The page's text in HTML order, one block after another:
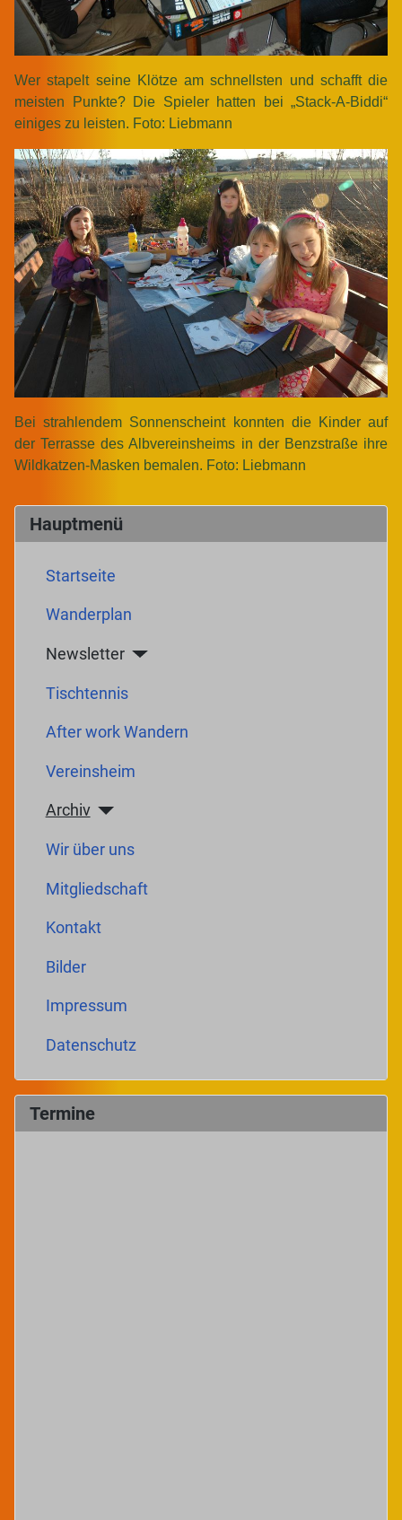
Hauptmenü
Startseite
Wanderplan
Newsletter
Tischtennis
After work Wandern
Vereinsheim
Archiv
Wir über uns
Mitgliedschaft
Kontakt
Bilder
Impressum
Datenschutz
Termine
Wer stapelt seine Klötze am schnellsten und schafft die
meisten Punkte? Die Spieler hatten bei „Stack-A-Biddi“
einiges zu leisten. Foto: Liebmann
Bei strahlendem Sonnenscheint konnten die Kinder auf
der Terrasse des Albvereinsheims in der Benzstraße ihre
Wildkatzen-Masken bemalen. Foto: Liebmann